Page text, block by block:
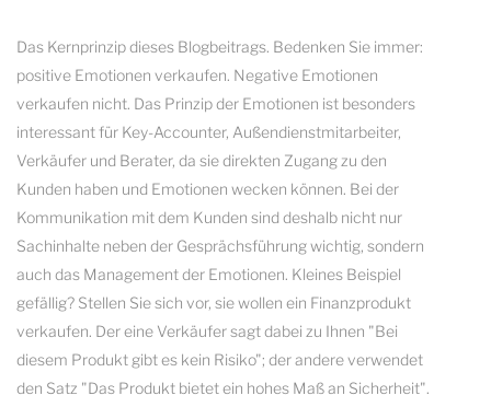
Das Kernprinzip dieses Blogbeitrags. Bedenken Sie immer:
positive Emotionen verkaufen. Negative Emotionen
verkaufen nicht. Das Prinzip der Emotionen ist besonders
interessant für Key-Accounter, Außendienstmitarbeiter,
Verkäufer und Berater, da sie direkten Zugang zu den
Kunden haben und Emotionen wecken können. Bei der
Kommunikation mit dem Kunden sind deshalb nicht nur
Sachinhalte neben der Gesprächsführung wichtig, sondern
auch das Management der Emotionen. Kleines Beispiel
gefällig? Stellen Sie sich vor, sie wollen ein Finanzprodukt
verkaufen. Der eine Verkäufer sagt dabei zu Ihnen "Bei
diesem Produkt gibt es kein Risiko"; der andere verwendet
den Satz "Das Produkt bietet ein hohes Maß an Sicherheit".